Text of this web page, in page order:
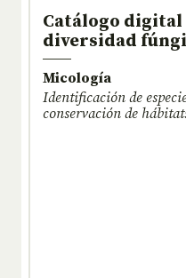
Catálogo digital
diversidad
Micología
Identificación de
conservación de